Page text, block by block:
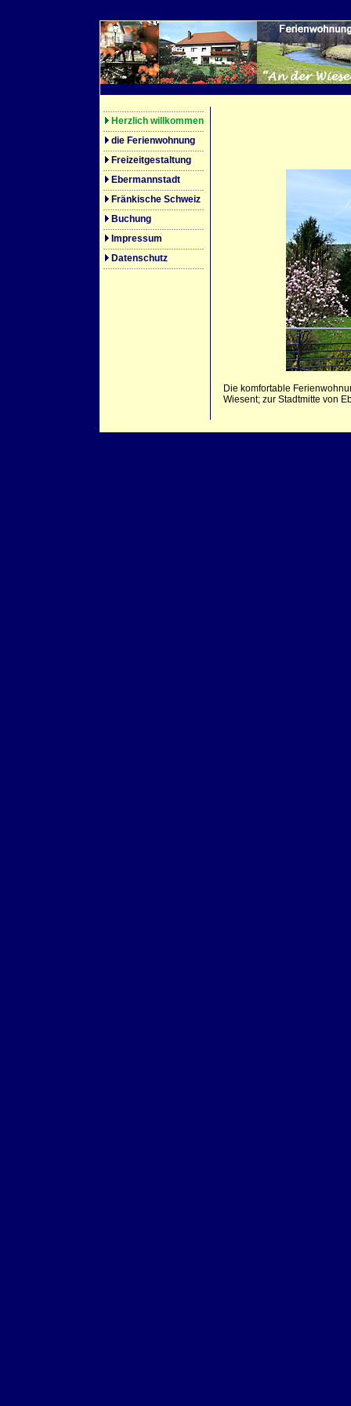
Herzlich willkommen
die Ferienwohnung
Freizeitgestaltung
Ebermannstadt
Fränkische Schweiz
Buchung
Impressum
Datenschutz
Die komfortable
Wiesent; zur Stadtmitte von